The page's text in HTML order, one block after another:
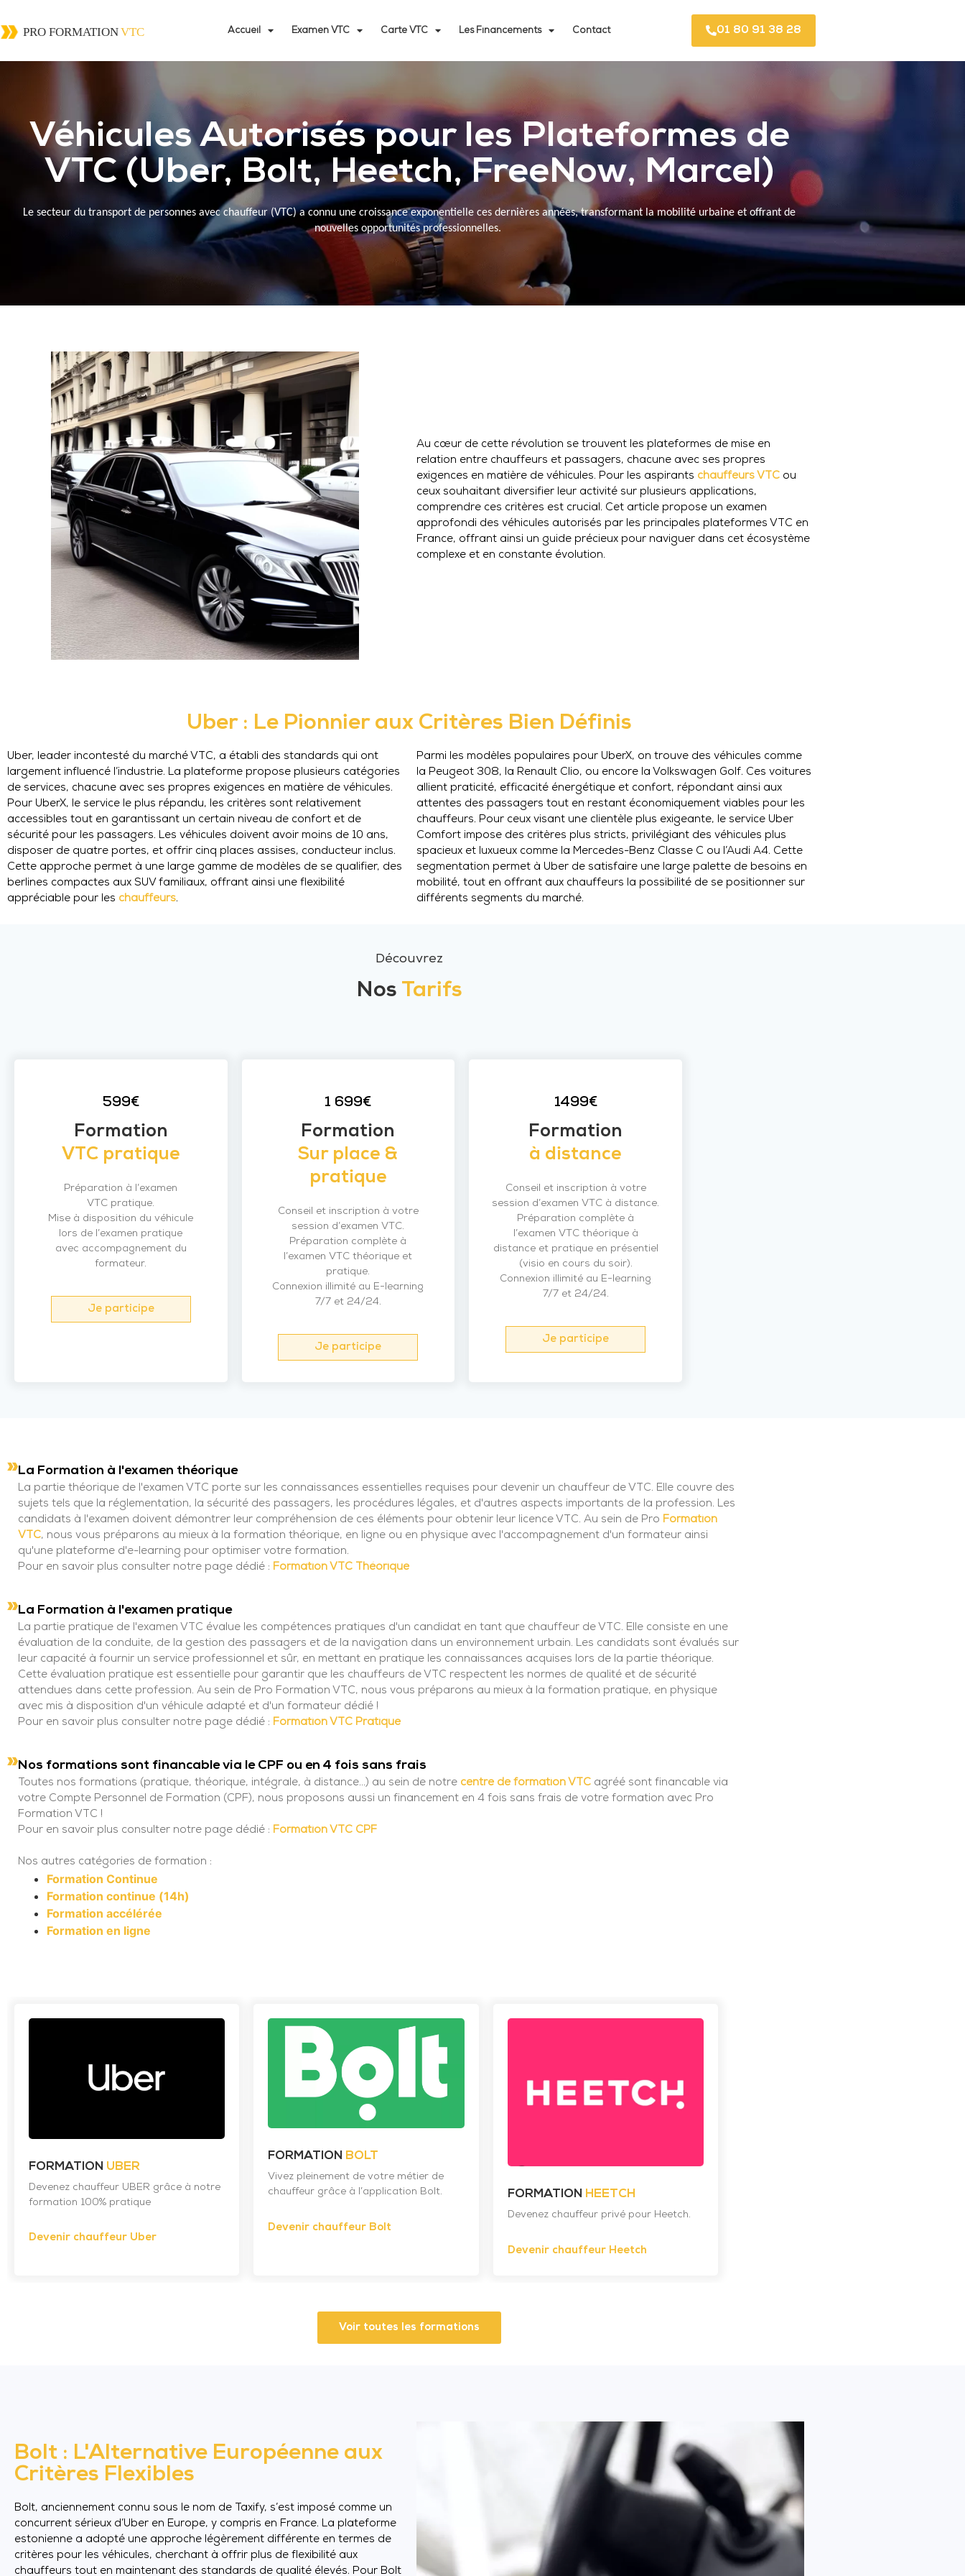
Accueil Examen VTC Carte VTC Les Financements Contact 01 80 91 38 28
Véhicules Autorisés pour les Plateformes de
VTC (Uber, Bolt, Heetch, FreeNow, Marcel)
Le secteur du transport de personnes avec chauffeur (VTC) a connu une croissance exponentielle ces dernières années, transformant la mobilité urbaine et offrant de
nouvelles opportunités professionnelles.
Au cœur de cette révolution se trouvent les plateformes de mise en
relation entre chauffeurs et passagers, chacune avec ses propres
exigences en matière de véhicules. Pour les aspirants chauffeurs VTC ou
ceux souhaitant diversifier leur activité sur plusieurs applications,
comprendre ces critères est crucial. Cet article propose un examen
approfondi des véhicules autorisés par les principales plateformes VTC en
France, offrant ainsi un guide précieux pour naviguer dans cet écosystème
complexe et en constante évolution.
Uber : Le Pionnier aux Critères Bien Définis
Uber, leader incontesté du marché VTC, a établi des standards qui ont
largement influencé l’industrie. La plateforme propose plusieurs catégories
de services, chacune avec ses propres exigences en matière de véhicules.
Pour UberX, le service le plus répandu, les critères sont relativement
accessibles tout en garantissant un certain niveau de confort et de
sécurité pour les passagers. Les véhicules doivent avoir moins de 10 ans,
disposer de quatre portes, et offrir cinq places assises, conducteur inclus.
Cette approche permet à une large gamme de modèles de se qualifier, des
berlines compactes aux SUV familiaux, offrant ainsi une flexibilité
appréciable pour les chauffeurs.
Parmi les modèles populaires pour UberX, on trouve des véhicules comme
la Peugeot 308, la Renault Clio, ou encore la Volkswagen Golf. Ces voitures
allient praticité, efficacité énergétique et confort, répondant ainsi aux
attentes des passagers tout en restant économiquement viables pour les
chauffeurs. Pour ceux visant une clientèle plus exigeante, le service Uber
Comfort impose des critères plus stricts, privilégiant des véhicules plus
spacieux et luxueux comme la Mercedes-Benz Classe C ou l’Audi A4. Cette
segmentation permet à Uber de satisfaire une large palette de besoins en
mobilité, tout en offrant aux chauffeurs la possibilité de se positionner sur
différents segments du marché.
Découvrez
Nos Tarifs
599€
Formation
VTC pratique
Préparation à l’examen
VTC pratique.
Mise à disposition du véhicule
lors de l’examen pratique
avec accompagnement du
formateur.
Je participe
1 699€
Formation
Sur place &
pratique
Conseil et inscription à votre
session d’examen VTC.
Préparation complète à
l’examen VTC théorique et
pratique.
Connexion illimité au E-learning
7/7 et 24/24.
Je participe
1499€
Formation
à distance
Conseil et inscription à votre
session d’examen VTC à distance.
Préparation complète à
l’examen VTC théorique à
distance et pratique en présentiel
(visio en cours du soir).
Connexion illimité au E-learning
7/7 et 24/24.
Je participe
La Formation à l'examen théorique
La partie théorique de l'examen VTC porte sur les connaissances essentielles requises pour devenir un chauffeur de VTC. Elle couvre des
sujets tels que la réglementation, la sécurité des passagers, les procédures légales, et d'autres aspects importants de la profession. Les
candidats à l'examen doivent démontrer leur compréhension de ces éléments pour obtenir leur licence VTC. Au sein de Pro Formation
VTC, nous vous préparons au mieux à la formation théorique, en ligne ou en physique avec l'accompagnement d'un formateur ainsi
qu'une plateforme d'e-learning pour optimiser votre formation.
Pour en savoir plus consulter notre page dédié : Formation VTC Théorique
La Formation à l'examen pratique
La partie pratique de l'examen VTC évalue les compétences pratiques d'un candidat en tant que chauffeur de VTC. Elle consiste en une
évaluation de la conduite, de la gestion des passagers et de la navigation dans un environnement urbain. Les candidats sont évalués sur
leur capacité à fournir un service professionnel et sûr, en mettant en pratique les connaissances acquises lors de la partie théorique.
Cette évaluation pratique est essentielle pour garantir que les chauffeurs de VTC respectent les normes de qualité et de sécurité
attendues dans cette profession. Au sein de Pro Formation VTC, nous vous préparons au mieux à la formation pratique, en physique
avec mis à disposition d'un véhicule adapté et d'un formateur dédié !
Pour en savoir plus consulter notre page dédié : Formation VTC Pratique
Nos formations sont financable via le CPF ou en 4 fois sans frais
Toutes nos formations (pratique, théorique, intégrale, à distance...) au sein de notre centre de formation VTC agréé sont financable via
votre Compte Personnel de Formation (CPF), nous proposons aussi un financement en 4 fois sans frais de votre formation avec Pro
Formation VTC !
Pour en savoir plus consulter notre page dédié : Formation VTC CPF
Nos autres catégories de formation :
Formation Continue
Formation continue (14h)
Formation accélérée
Formation en ligne
FORMATION UBER
Devenez chauffeur UBER grâce à notre
formation 100% pratique
Devenir chauffeur Uber
FORMATION BOLT
Vivez pleinement de votre métier de
chauffeur grâce à l’application Bolt.
Devenir chauffeur Bolt
FORMATION HEETCH
Devenez chauffeur privé pour Heetch.
Devenir chauffeur Heetch
Voir toutes les formations
Bolt : L'Alternative Européenne aux
Critères Flexibles
Bolt, anciennement connu sous le nom de Taxify, s’est imposé comme un
concurrent sérieux d’Uber en Europe, y compris en France. La plateforme
estonienne a adopté une approche légèrement différente en termes de
critères pour les véhicules, cherchant à offrir plus de flexibilité aux
chauffeurs tout en maintenant des standards de qualité élevés. Pour Bolt